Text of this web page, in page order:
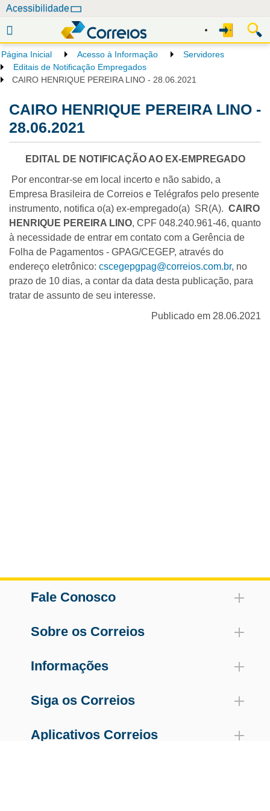
e
g
a
Acessibilidade
Página Inicial Acesso à Informação
Servidores
Editais de Notificação Empregados
CAIRO HENRIQUE PEREIRA LINO - 28.06.2021
CAIRO HENRIQUE PEREIRA LINO -
28.06.2021
EDITAL DE NOTIFICAÇÃO AO EX-EMPREGADO
Por encontrar-se em local incerto e não sabido, a
Empresa Brasileira de Correios e Telégrafos pelo presente
instrumento, notifica o(a) ex-empregado(a) SR(A). CAIRO
HENRIQUE PEREIRA LINO, CPF 048.240.961-46, quanto
à necessidade de entrar em contato com a Gerência de
Folha de Pagamentos - GPAG/CEGEP, através do
endereço eletrônico: cscegepgpag@correios.com.br, no
prazo de 10 dias, a contar da data desta publicação, para
tratar de assunto de seu interesse.
Publicado em 28.06.2021
Fale Conosco
Sobre os Correios
Informações
Siga os Correios
Aplicativos Correios